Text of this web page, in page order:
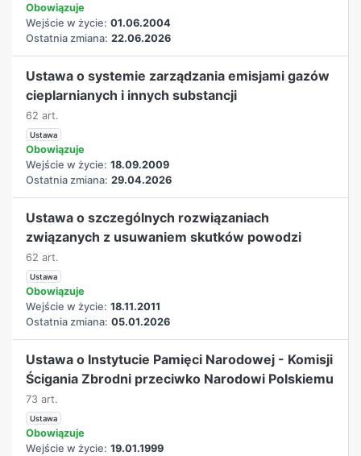
Obowiązuje
Wejście w życie: 01.06.2004
Ostatnia zmiana: 22.06.2026
Ustawa o systemie zarządzania emisjami gazów
cieplarnianych i innych substancji
62 art.
Ustawa
Obowiązuje
Wejście w życie: 18.09.2009
Ostatnia zmiana: 29.04.2026
Ustawa o szczególnych rozwiązaniach
związanych z usuwaniem skutków powodzi
62 art.
Ustawa
Obowiązuje
Wejście w życie: 18.11.2011
Ostatnia zmiana: 05.01.2026
Ustawa o Instytucie Pamięci Narodowej - Komisji
Ścigania Zbrodni przeciwko Narodowi Polskiemu
73 art.
Ustawa
Obowiązuje
Wejście w życie: 19.01.1999